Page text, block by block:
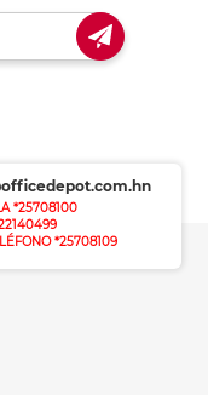
*25708100
*25708109